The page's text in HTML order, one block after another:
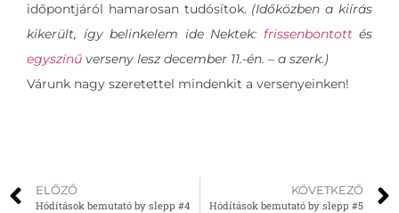
időpontjáról hamarosan tudósítok. (Időközben a kiírás
kikerült, így belinkelem ide Nektek: frissenbontottés
egyszínű verseny lesz december 11.-én. – a szerk.)
Várunk nagy szeretettel mindenkit a versenyeinken!
ELŐZŐ
Hódítások bemutató by slepp #4
KÖVETKEZŐ
Hódítások bemutató by slepp #5